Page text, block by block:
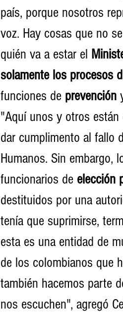
país, porque nosotros
voz. Hay cosas que no
quién va a estar el
solamente los procesos
funciones de prevención
"Aquí unos y otros están
dar cumplimento al fallo
Humanos. Sin embargo,
funcionarios de elección
destituidos por una
tenía que suprimirse,
esta es una entidad de
de los colombianos que
también hacemos parte
nos escuchen", agregó